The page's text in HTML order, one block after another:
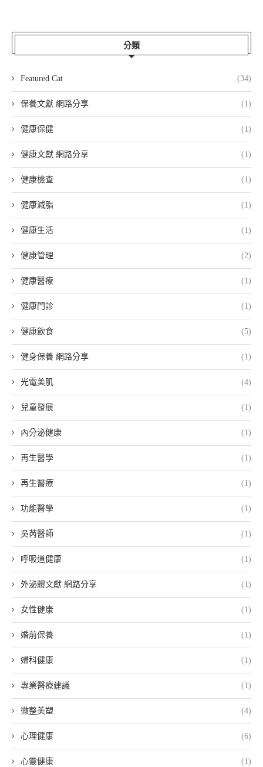
分類
Featured Cat (34)
保養文獻 網路分享 (1)
健康保健 (1)
健康文獻 網路分享 (1)
健康檢查 (1)
健康減脂 (1)
健康生活 (1)
健康管理 (2)
健康醫療 (1)
健康門診 (1)
健康飲食 (5)
健身保養 網路分享 (1)
光電美肌 (4)
兒童發展 (1)
內分泌健康 (1)
再生醫學 (1)
再生醫療 (1)
功能醫學 (1)
吳芮醫師 (1)
呼吸道健康 (1)
外泌體文獻 網路分享 (1)
女性健康 (1)
婚前保養 (1)
婦科健康 (1)
專業醫療建議 (1)
微整美塑 (4)
心理健康 (6)
心靈健康 (1)